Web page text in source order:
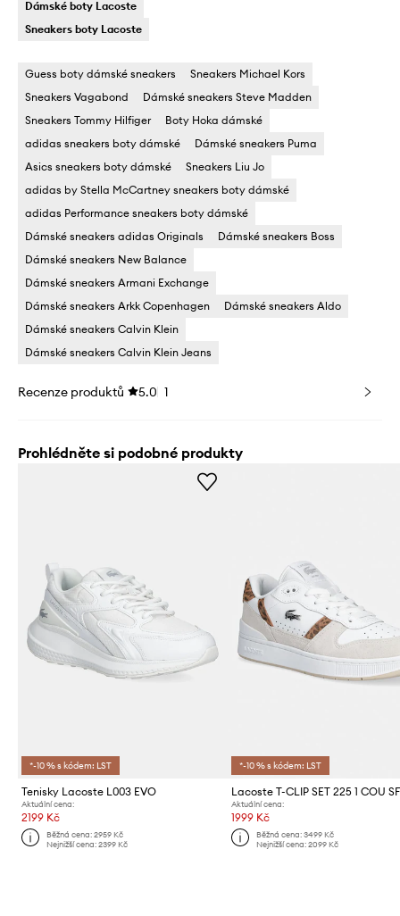
Dámské boty Lacoste
Sneakers boty Lacoste
Guess boty dámské sneakers
Sneakers Michael Kors
Sneakers Vagabond
Dámské sneakers Steve Madden
Sneakers Tommy Hilfiger
Boty Hoka dámské
adidas sneakers boty dámské
Dámské sneakers Puma
Asics sneakers boty dámské
Sneakers Liu Jo
adidas by Stella McCartney sneakers boty dámské
adidas Performance sneakers boty dámské
Dámské sneakers adidas Originals
Dámské sneakers Boss
Dámské sneakers New Balance
Dámské sneakers Armani Exchange
Dámské sneakers Arkk Copenhagen
Dámské sneakers Aldo
Dámské sneakers Calvin Klein
Dámské sneakers Calvin Klein Jeans
Recenze produktů 5.0 1
Prohlédněte si podobné produkty
*-10 % s kódem: LST
Tenisky Lacoste L003 EVO
Aktuální cena:
2199 Kč
Běžná cena:2959 Kč
Nejnižší cena:2399 Kč
*-10 % s kódem: LST
Aktuální cena:
1999 Kč
Běžná cena: 3499 Kč
Nejnižší cena: 2099 Kč